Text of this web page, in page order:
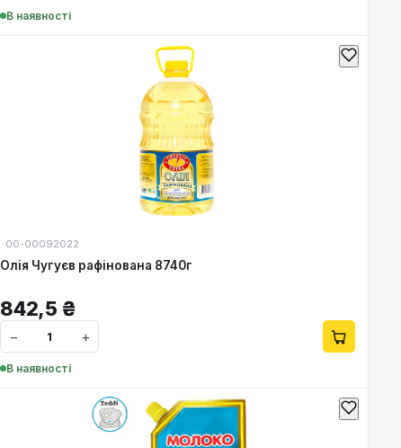
В наявності
00-00092022
Олія Чугуєв рафінована 8740г
842,5 ₴
− +
В наявності